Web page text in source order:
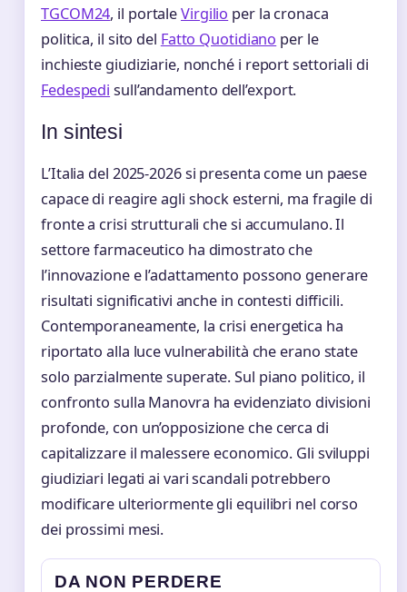
TGCOM24, il portaleVirgilio per la cronaca
politica, il sito del Fatto Quotidiano per le
inchieste giudiziarie, nonché i report settoriali di
Fedespedi sull’andamento dell’export.
In sintesi
L’Italia del 2025-2026 si presenta come un paese
capace di reagire agli shock esterni, ma fragile di
fronte a crisi strutturali che si accumulano. Il
settore farmaceutico ha dimostrato che
l’innovazione e l’adattamento possono generare
risultati significativi anche in contesti difficili.
Contemporaneamente, la crisi energetica ha
riportato alla luce vulnerabilità che erano state
solo parzialmente superate. Sul piano politico, il
confronto sulla Manovra ha evidenziato divisioni
profonde, con un’opposizione che cerca di
capitalizzare il malessere economico. Gli sviluppi
giudiziari legati ai vari scandali potrebbero
modificare ulteriormente gli equilibri nel corso
dei prossimi mesi.
DA NON PERDERE